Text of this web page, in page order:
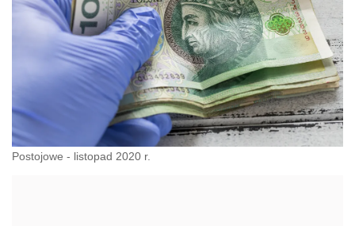
Postojowe - listopad 2020 r.